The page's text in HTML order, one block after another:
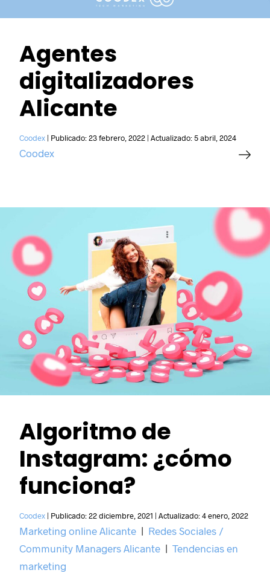
Agentes
digitalizadores
Alicante
Coodex | Publicado:23 febrero, 2022 |Actualizado:5 abril, 2024
Coodex
Algoritmo de
Instagram: ¿cómo
funciona?
Coodex | Publicado:22 diciembre, 2021 |Actualizado:4 enero, 2022
Marketing online Alicante | Redes Sociales /
Community Managers Alicante | Tendencias en
marketing